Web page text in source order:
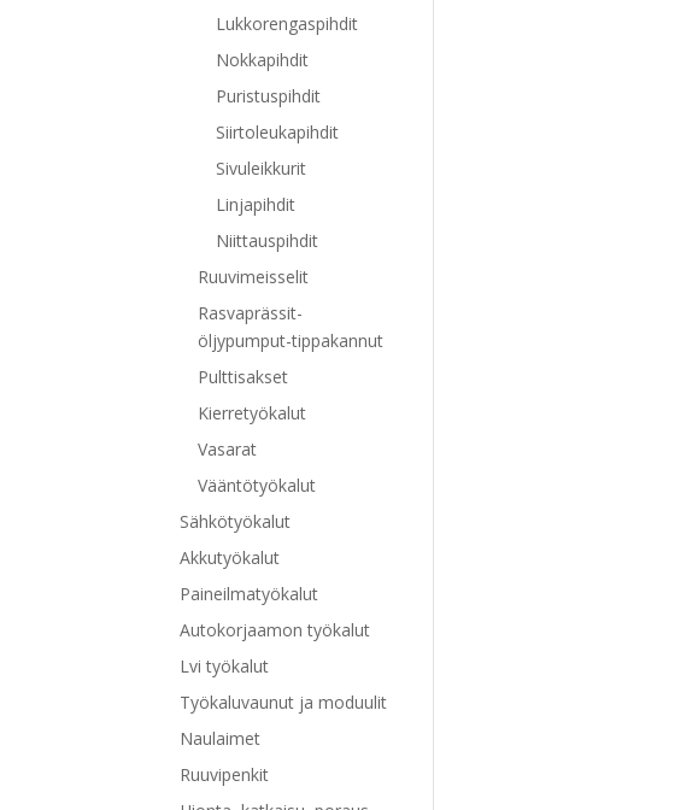
Lukkorengaspihdit
Nokkapihdit
Puristuspihdit
Siirtoleukapihdit
Sivuleikkurit
Linjapihdit
Niittauspihdit
Ruuvimeisselit
Rasvaprässit-
öljypumput-tippakannut
Pulttisakset
Kierretyökalut
Vasarat
Vääntötyökalut
Sähkötyökalut
Akkutyökalut
Paineilmatyökalut
Autokorjaamon työkalut
Lvi työkalut
Työkaluvaunut ja moduulit
Naulaimet
Ruuvipenkit